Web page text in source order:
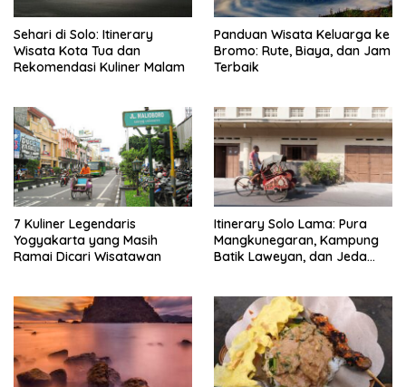
Sehari di Solo: Itinerary
Wisata Kota Tua dan
Rekomendasi Kuliner Malam
Panduan Wisata Keluarga ke
Bromo: Rute, Biaya, dan Jam
Terbaik
7 Kuliner Legendaris
Yogyakarta yang Masih
Ramai Dicari Wisatawan
Itinerary Solo Lama: Pura
Mangkunegaran, Kampung
Batik Laweyan, dan Jeda